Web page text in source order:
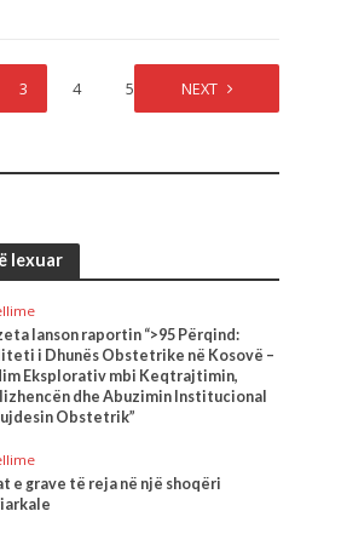
3 4 5 … 21
NEXT
lexuar
lanson raportin “>95 Përqind:
i Dhunës Obstetrike në Kosovë –
Eksplorativ mbi Keqtrajtimin,
dhe Abuzimin Institucional
Obstetrik”
e grave të reja në një shoqëri